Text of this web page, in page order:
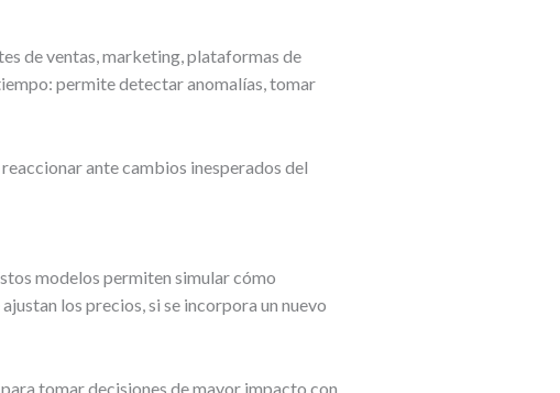
de ventas, marketing, plataformas de
permite detectar anomalías, tomar
ante cambios inesperados del
modelos permiten simular cómo
los precios, si se incorpora un nuevo
tomar decisiones de mayor impacto con